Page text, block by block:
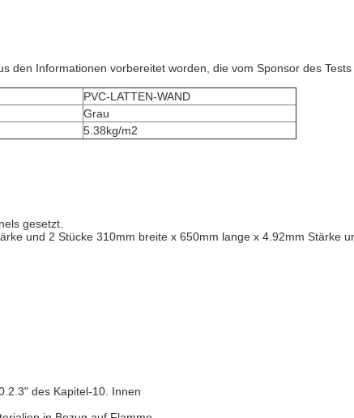
Informationen vorbereitet worden, die vom Sponsor des
PVC-LATTEN-WAND
Grau
5.38kg/m2
gesetzt.
und 2 Stücke 310mm breite x 650mm lange x 4.92mm Stärke
des Kapitel-10. Innen